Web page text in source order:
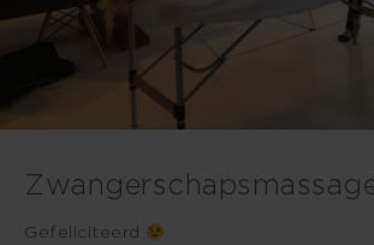
Gefeliciteerd